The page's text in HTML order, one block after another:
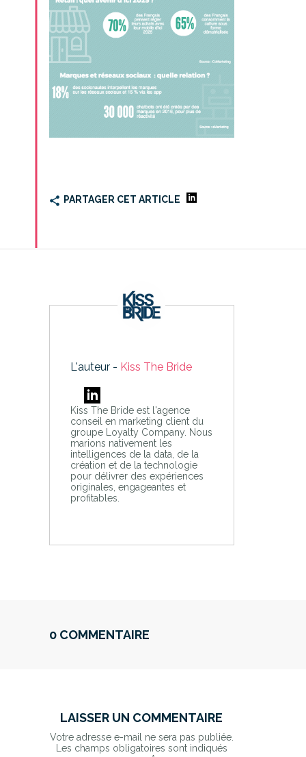
PARTAGER CET ARTICLE
L'auteur - Kiss The Bride
Kiss The Bride est l'agence
conseil en marketing client du
groupe Loyalty Company. Nous
marions nativement les
intelligences de la data, de la
création et de la technologie
pour délivrer des expériences
originales, engageantes et
profitables.
0 COMMENTAIRE
LAISSER UN COMMENTAIRE
Votre adresse e-mail ne sera pas publiée.
Les champs obligatoires sont indiqués